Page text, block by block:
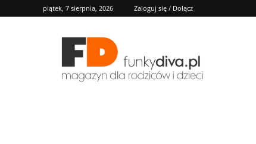
piątek, 7 sierpnia, 2026 Zaloguj się / Dołącz
FD